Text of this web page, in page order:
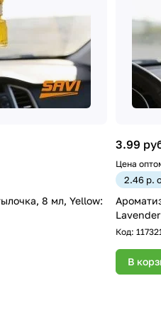
8 мл, Yellow:
3.99
Цена
2.46 р.
Lavender
Код:
В